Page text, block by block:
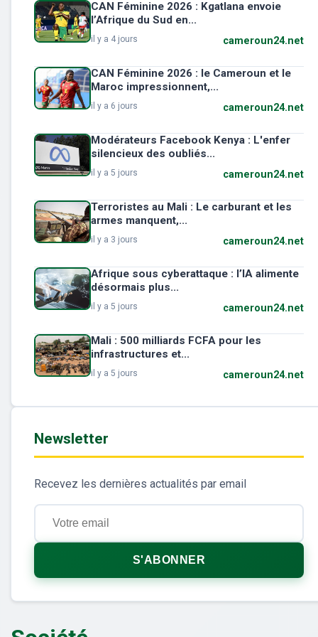
CAN Féminine 2026 : Kgatlana envoie
l’Afrique du Sud en...
il y a 4 jours cameroun24.net
CAN Féminine 2026 : le Cameroun et le
Maroc impressionnent,...
il y a 6 jours cameroun24.net
Modérateurs Facebook Kenya : L'enfer
silencieux des oubliés...
il y a 5 jours cameroun24.net
Terroristes au Mali : Le carburant et les
armes manquent,...
il y a 3 jours cameroun24.net
Afrique sous cyberattaque : l’IA alimente
désormais plus...
il y a 5 jours cameroun24.net
Mali : 500 milliards FCFA pour les
infrastructures et...
il y a 5 jours cameroun24.net
Newsletter
Recevez les dernières actualités par email
S'ABONNER